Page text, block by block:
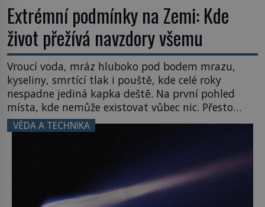
Extrémní podmínky na Zemi: Kde
život přežívá navzdory všemu
Vroucí voda, mráz hluboko pod bodem mrazu,
kyseliny, smrtící tlak i pouště, kde celé roky
nespadne jediná kapka deště. Na první pohled
místa, kde nemůže existovat vůbec nic. Přesto
právě tady vědci objevují organismy, které
posouvají hranice života. Každý nový nález mění
napovídá, kde bychom jednou […]
VĚDA A TECHNIKA